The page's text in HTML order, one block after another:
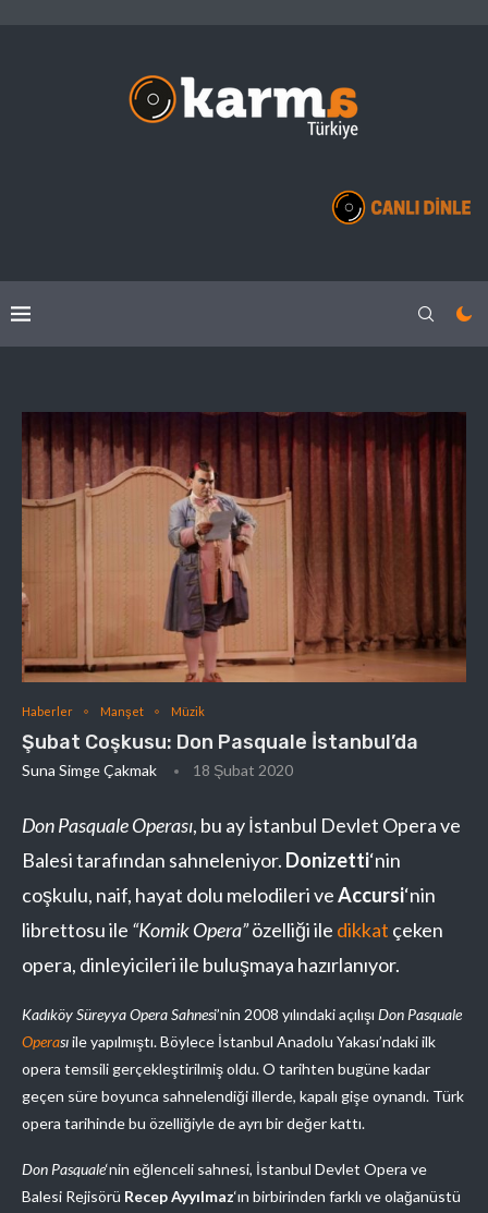
Haberler Manşet Müzik
Şubat Coşkusu: Don Pasquale İstanbul’da
Suna Simge Çakmak 18 Şubat 2020
Don Pasquale Operası, bu ay İstanbul Devlet Opera ve
Balesi tarafından sahneleniyor. Donizetti‘nin
coşkulu, naif, hayat dolu melodileri veAccursi‘nin
librettosu ile “Komik Opera”özelliği ile dikkat çeken
opera, dinleyicileri ile buluşmaya hazırlanıyor.
Kadıköy Süreyya Opera Sahnesi’nin 2008 yılındaki açılışı Don Pasquale
Operasıile yapılmıştı. Böylece İstanbul Anadolu Yakası’ndaki ilk
opera temsili gerçekleştirilmiş oldu. O tarihten bugüne kadar
geçen süre boyunca sahnelendiği illerde, kapalı gişe oynandı. Türk
opera tarihinde bu özelliğiyle de ayrı bir değer kattı.
Don Pasquale‘nin eğlenceli sahnesi, İstanbul Devlet Opera ve
Balesi Rejisörü Recep Ayyılmaz‘ın birbirinden farklı ve olağanüstü